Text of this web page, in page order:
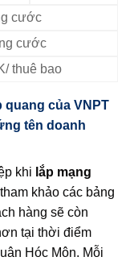
cước
cước
thuê bao
quang của VNPT
tên doanh
khi lắp mạng
khảo các bảng
hàng sẽ còn
tại thời điểm
Hóc Môn. Mỗi